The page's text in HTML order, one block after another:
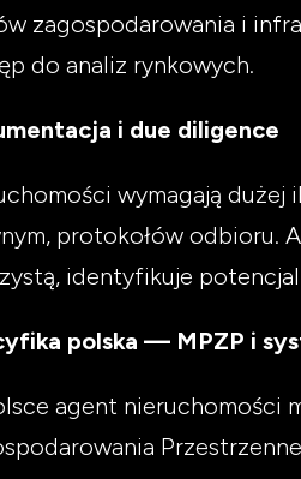
zagospodarowania i
do analiz rynkowych.
i due diligence
wymagają
protokołów odbioru.
identyfikuje
polska — MPZP i
agent nieruchomości